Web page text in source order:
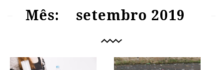
Mês: setembro 2019